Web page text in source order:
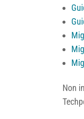
Non